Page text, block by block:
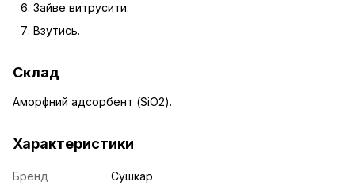
Зайве витрусити.
Взутись.
Склад
Аморфний адсорбент (SiO2).
Характеристики
Бренд
Сушкар